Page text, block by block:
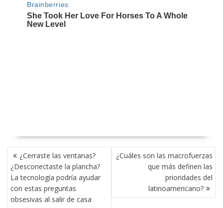
NAVEGACIÓN
DE
ENTRADAS
¿Cerraste las ventanas?
¿Desconectaste la plancha?
La tecnología podría ayudar
con estas preguntas
obsesivas al salir de casa
¿Cuáles son las macrofuerzas
que más definen las
prioridades del
latinoamericano?